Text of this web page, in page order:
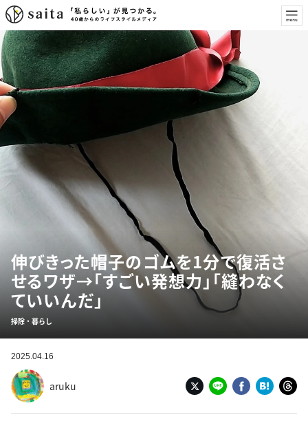
伸びきった帽子のゴムを1分で復活さ
せるワザ→「すごい発想力」「縫わなく
ていいんだ」
掃除・暮らし
2025.04.16
aruku